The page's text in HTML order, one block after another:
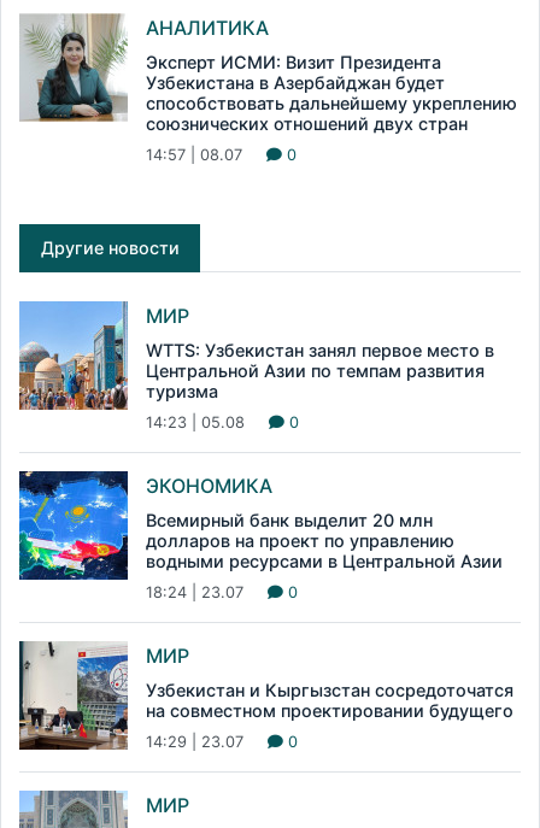
АНАЛИТИКА
Эксперт ИСМИ: Визит Президента
Узбекистана в Азербайджан будет
способствовать дальнейшему укреплению
союзнических отношений двух стран
14:57 | 08.07 0
Другие новости
МИР
WTTS: Узбекистан занял первое место в
Центральной Азии по темпам развития
туризма
14:23 | 05.08 0
ЭКОНОМИКА
Всемирный банк выделит 20 млн
долларов на проект по управлению
водными ресурсами в Центральной Азии
18:24 | 23.07 0
МИР
Узбекистан и Кыргызстан сосредоточатся
на совместном проектировании будущего
14:29 | 23.07 0
МИР